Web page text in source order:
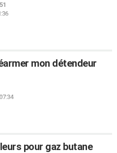
mon détendeur
pour gaz butane